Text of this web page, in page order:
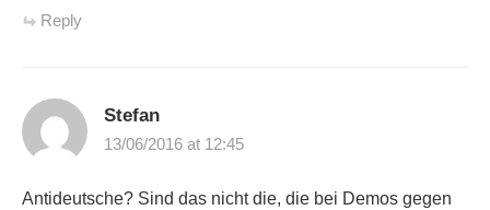
Reply
Stefan
13/06/2016 at 12:45
Antideutsche? Sind das nicht die, die bei Demos gegen